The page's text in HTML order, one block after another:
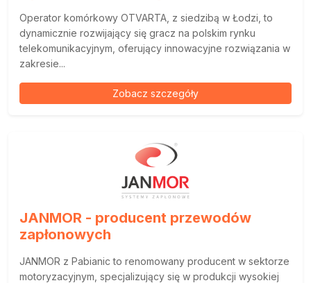
Operator komórkowy OTVARTA, z siedzibą w Łodzi, to
dynamicznie rozwijający się gracz na polskim rynku
telekomunikacyjnym, oferujący innowacyjne rozwiązania w
zakresie...
Zobacz szczegóły
JANMOR - producent przewodów
zapłonowych
JANMOR z Pabianic to renomowany producent w sektorze
motoryzacyjnym, specjalizujący się w produkcji wysokiej